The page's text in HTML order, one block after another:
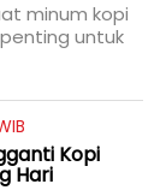
minum kopi
untuk
Kopi
Hari